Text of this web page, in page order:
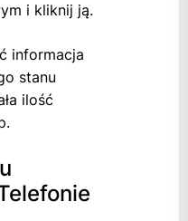
i kliknij ją.
informacja
stanu
ilość